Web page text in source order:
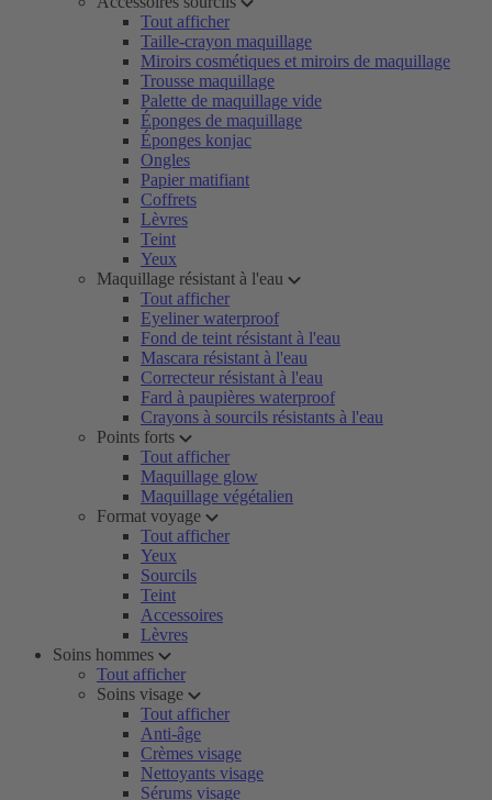
Tout afficher
Taille-crayon maquillage
Miroirs cosmétiques et miroirs de maquillage
Trousse maquillage
Palette de maquillage vide
Éponges de maquillage
Éponges konjac
Ongles
Papier matifiant
Coffrets
Lèvres
Teint
Yeux
Maquillage résistant à l'eau
Tout afficher
Eyeliner waterproof
Fond de teint résistant à l'eau
Mascara résistant à l'eau
Correcteur résistant à l'eau
Fard à paupières waterproof
Crayons à sourcils résistants à l'eau
Points forts
Tout afficher
Maquillage glow
Maquillage végétalien
Format voyage
Tout afficher
Yeux
Sourcils
Teint
Accessoires
Lèvres
Soins hommes
Tout afficher
Soins visage
Tout afficher
Anti-âge
Crèmes visage
Nettoyants visage
Sérums visage